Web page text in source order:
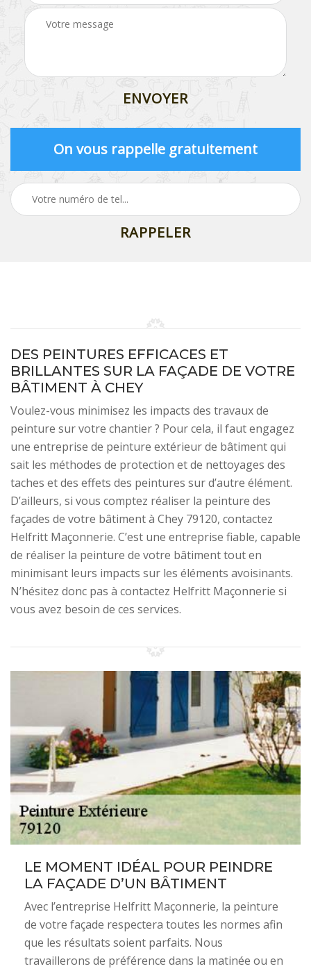
On vous rappelle gratuitement
DES PEINTURES EFFICACES ET
BRILLANTES SUR LA FAÇADE DE VOTRE
BÂTIMENT À CHEY
Voulez-vous minimisez les impacts des travaux de
peinture sur votre chantier ? Pour cela, il faut engagez
une entreprise de peinture extérieur de bâtiment qui
sait les méthodes de protection et de nettoyages des
taches et des effets des peintures sur d’autre élément.
D’ailleurs, si vous comptez réaliser la peinture des
façades de votre bâtiment à Chey 79120, contactez
Helfritt Maçonnerie. C’est une entreprise fiable, capable
de réaliser la peinture de votre bâtiment tout en
minimisant leurs impacts sur les éléments avoisinants.
N’hésitez donc pas à contactez Helfritt Maçonnerie si
vous avez besoin de ces services.
LE MOMENT IDÉAL POUR PEINDRE
LA FAÇADE D’UN BÂTIMENT
Avec l’entreprise Helfritt Maçonnerie, la peinture
de votre façade respectera toutes les normes afin
que les résultats soient parfaits. Nous
travaillerons de préférence dans la matinée ou en